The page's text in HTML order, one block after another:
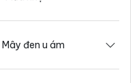
Mây đen u ám